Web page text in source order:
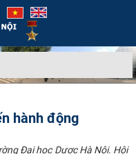
hành động
Đại học Dược Hà Nội. Hội